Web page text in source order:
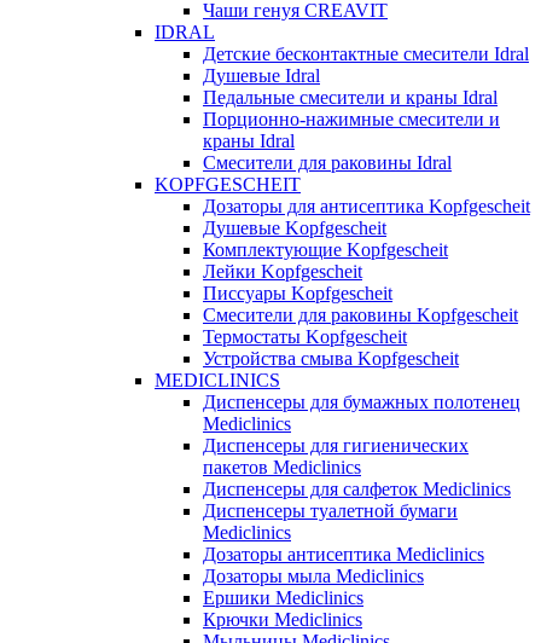
Чаши генуя CREAVIT
IDRAL
Детские бесконтактные смесители Idral
Душевые Idral
Педальные смесители и краны Idral
Порционно-нажимные смесители и
краны Idral
Смеcители для раковины Idral
KOPFGESCHEIT
Дозаторы для антисептика Kopfgescheit
Душевые Kopfgescheit
Комплектующие Kopfgescheit
Лейки Kopfgescheit
Писсуары Kopfgescheit
Смесители для раковины Kopfgescheit
Термостаты Kopfgescheit
Устройства смыва Kopfgescheit
MEDICLINICS
Диспенсеры для бумажных полотенец
Mediclinics
Диспенсеры для гигиенических
пакетов Mediclinics
Диспенсеры для салфеток Mediclinics
Диспенсеры туалетной бумаги
Mediclinics
Дозаторы антисептика Mediclinics
Дозаторы мыла Mediclinics
Ершики Mediclinics
Крючки Mediclinics